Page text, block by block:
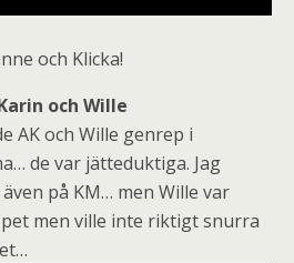
och Klicka!
och Wille
AK och Wille genrep i
de var jätteduktiga. Jag
på KM… men Wille var
men ville inte riktigt snurra